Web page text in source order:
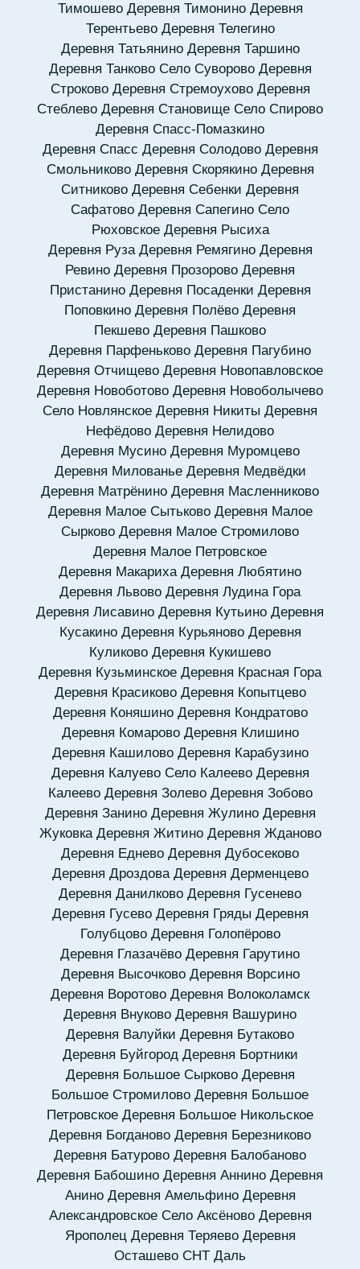
Тимошево Деревня Тимонино Деревня
Терентьево Деревня Телегино
Деревня Татьянино Деревня Таршино
Деревня Танково Село Суворово Деревня
Строково Деревня Стремоухово Деревня
Стеблево Деревня Становище Село Спирово
Деревня Спасс-Помазкино
Деревня Спасс Деревня Солодово Деревня
Смольниково Деревня Скорякино Деревня
Ситниково Деревня Себенки Деревня
Сафатово Деревня Сапегино Село
Рюховское Деревня Рысиха
Деревня Руза Деревня Ремягино Деревня
Ревино Деревня Прозорово Деревня
Пристанино Деревня Посаденки Деревня
Поповкино Деревня Полёво Деревня
Пекшево Деревня Пашково
Деревня Парфеньково Деревня Пагубино
Деревня Отчищево Деревня Новопавловское
Деревня Новоботово Деревня Новоболычево
Село Новлянское Деревня Никиты Деревня
Нефёдово Деревня Нелидово
Деревня Мусино Деревня Муромцево
Деревня Милованье Деревня Медвёдки
Деревня Матрёнино Деревня Масленниково
Деревня Малое Сытьково Деревня Малое
Сырково Деревня Малое Стромилово
Деревня Малое Петровское
Деревня Макариха Деревня Любятино
Деревня Львово Деревня Лудина Гора
Деревня Лисавино Деревня Кутьино Деревня
Кусакино Деревня Курьяново Деревня
Куликово Деревня Кукишево
Деревня Кузьминское Деревня Красная Гора
Деревня Красиково Деревня Копытцево
Деревня Коняшино Деревня Кондратово
Деревня Комарово Деревня Клишино
Деревня Кашилово Деревня Карабузино
Деревня Калуево Село Калеево Деревня
Калеево Деревня Золево Деревня Зобово
Деревня Занино Деревня Жулино Деревня
Жуковка Деревня Житино Деревня Жданово
Деревня Еднево Деревня Дубосеково
Деревня Дроздова Деревня Дерменцево
Деревня Данилково Деревня Гусенево
Деревня Гусево Деревня Гряды Деревня
Голубцово Деревня Голопёрово
Деревня Глазачёво Деревня Гарутино
Деревня Высочково Деревня Ворсино
Деревня Воротово Деревня Волоколамск
Деревня Внуково Деревня Вашурино
Деревня Валуйки Деревня Бутаково
Деревня Буйгород Деревня Бортники
Деревня Большое Сырково Деревня
Большое Стромилово Деревня Большое
Петровское Деревня Большое Никольское
Деревня Богданово Деревня Березниково
Деревня Батурово Деревня Балобаново
Деревня Бабошино Деревня Аннино Деревня
Анино Деревня Амельфино Деревня
Александровское Село Аксёново Деревня
Ярополец Деревня Теряево Деревня
Осташево СНТ Даль